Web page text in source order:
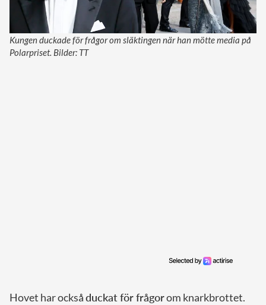
Kungen duckade för frågor om släktingen när han mötte media på
Polarpriset. Bilder: TT
Hovet har ocksåduckat för frågorom knarkbrottet.